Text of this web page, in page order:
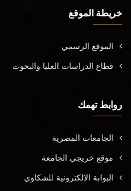
خريطة الموقع
الموقع الرسمي
قطاع الدراسات العليا والبحوث
روابط تهمك
الجامعات المصرية
موقع خريجي الجامعة
البوابة الالكترونية للشكاوي